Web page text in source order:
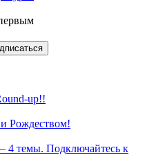
up!!
Рождеством!
4 темы. Подключайтесь к